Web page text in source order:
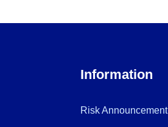
Information
Risk Announcement